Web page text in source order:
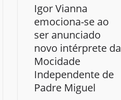
Igor Vianna
emociona-se ao
ser anunciado
novo intérprete da
Mocidade
Independente de
Padre Miguel